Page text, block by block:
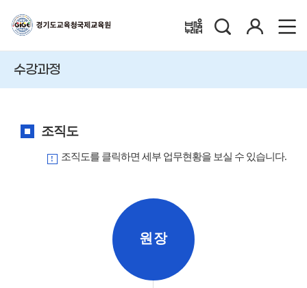
배움누리터
수강과정
조직도
조직도를 클릭하면 세부 업무현황을 보실 수 있습니다.
원장